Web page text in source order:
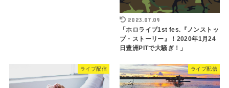
2023.07.09
「ホロライブ1st fes.『ノンストッ
プ・ストーリー』！2020年1月24
日豊洲PITで大騒ぎ！」
ライブ配信 ライブ配信